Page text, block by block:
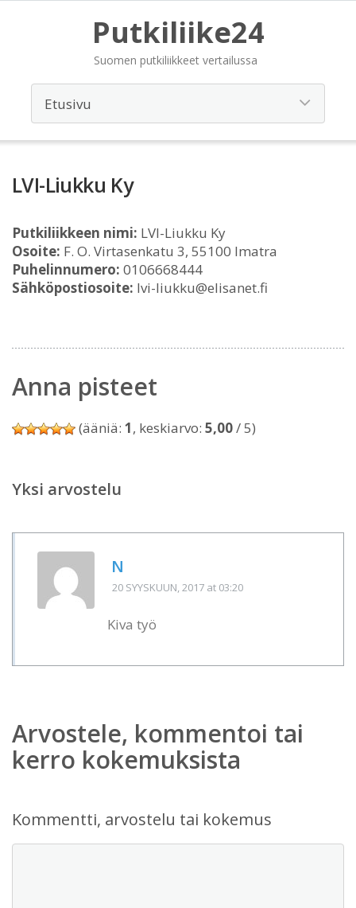
Putkiliike24
Suomen putkiliikkeet vertailussa
LVI-Liukku Ky
Putkiliikkeen nimi: LVI-Liukku Ky
Osoite: F. O. Virtasenkatu 3, 55100 Imatra
Puhelinnumero: 0106668444
Sähköpostiosoite: lvi-liukku@elisanet.fi
Anna pisteet
(ääniä: 1, keskiarvo: 5,00/ 5)
Yksi arvostelu
N
20 SYYSKUUN, 2017 at 03:20
Kiva työ
Arvostele, kommentoi tai
kerro kokemuksista
Kommentti, arvostelu tai kokemus